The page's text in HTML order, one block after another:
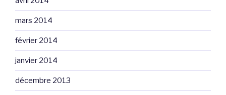
mars 2014
février 2014
janvier 2014
décembre 2013